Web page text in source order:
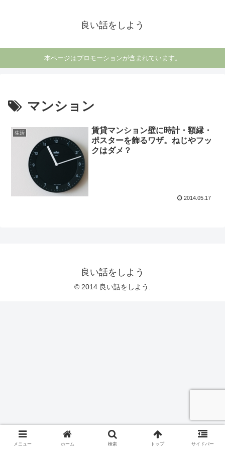
良い話をしよう
本ページはプロモーションが含まれています。
マンション
生活
賃貸マンション壁に時計・額縁・
ポスターを飾るワザ。ねじやフッ
クはダメ？
2014.05.17
良い話をしよう
© 2014 良い話をしよう.
メニュー ホーム 検索 トップ サイドバー